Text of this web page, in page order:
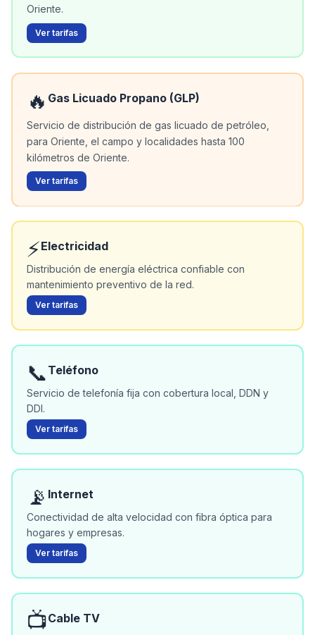
Oriente.
Ver tarifas
🔥 Gas Licuado Propano (GLP)
Servicio de distribución de gas licuado de petróleo,
para Oriente, el campo y localidades hasta 100
kilómetros de Oriente.
Ver tarifas
⚡Electricidad
Distribución de energía eléctrica confiable con
mantenimiento preventivo de la red.
Ver tarifas
📞 Teléfono
Servicio de telefonía fija con cobertura local, DDN y
DDI.
Ver tarifas
📡 Internet
Conectividad de alta velocidad con fibra óptica para
hogares y empresas.
Ver tarifas
📺Cable TV